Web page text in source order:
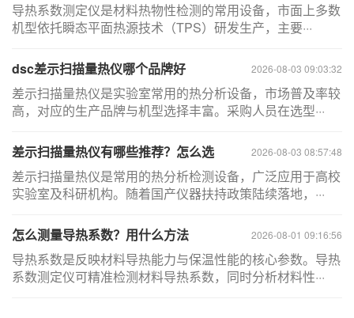
导热系数测定仪是材料热物性检测的常用设备，市面上多数
机型依托瞬态平面热源技术（TPS）研发生产，主要···
2026-08-03 09:03:32
dsc差示扫描量热仪哪个品牌好
差示扫描量热仪是实验室常用的热分析设备，市场普及率较
高，对应的生产品牌与机型选择丰富。采购人员在选型···
2026-08-03 08:57:48
差示扫描量热仪有哪些推荐？怎么选
差示扫描量热仪是常用的热分析检测设备，广泛应用于高校
实验室及科研机构。随着国产仪器扶持政策陆续落地，···
2026-08-01 09:16:56
怎么测量导热系数？用什么方法
导热系数是反映材料导热能力与保温性能的核心参数。导热
系数测定仪可精准检测材料导热系数，同时分析材料性···